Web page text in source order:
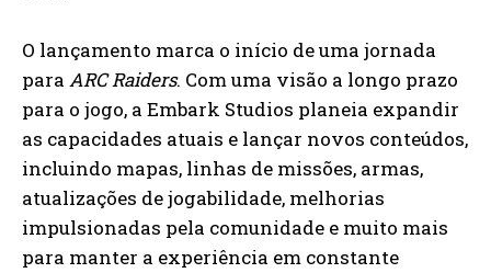
O lançamento marca o início de uma jornada
para ARC Raiders. Com uma visão a longo prazo
para o jogo, a Embark Studios planeia expandir
as capacidades atuais e lançar novos conteúdos,
incluindo mapas, linhas de missões, armas,
atualizações de jogabilidade, melhorias
impulsionadas pela comunidade e muito mais
para manter a experiência em constante